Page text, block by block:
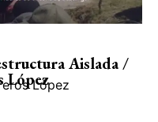
Aislada /
LópezLópez